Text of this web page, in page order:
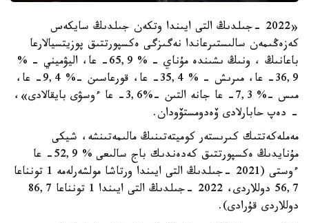
«2022 -جىلدىڭ التى ايىندا وتكەن جىلدىڭ سايكەس
كەزەڭىمەن سالىستىرعاندا نەگىزگى ەكسپورتتىق پوزيتسيالارعا
باعانىڭ ، ونىڭ ىشىندە مۇناي - % 65,9- عا، اليۋميني - %
36,9- عا، مىرىش - % 35,4- عا، قورعاسىن -% 9,4- عا،
مىس -% 7,3- عا جانە التىن -%3,6- عا ءوسۋى بايقالادى»،
- دەپ حابارلادى ۆەدومستۆودان.
مەملەكەتتىك كىرىستەر كوميتەتىنىڭ مالىمەتىنشە، شيكى
مۇنايدىڭ ەكسپورتتىق كەدەندىك باج سالىعى % 52,9- عا
ءوستى (2021 -جىلدىڭ التى ايىندا ورتاشا مولشەرلەمە 1 تونناعا
56,7 دوللاردى، 2022 -جىلدىڭ التى ايىندا 1 تونناعا 86,7
دوللاردى قۇرادى).